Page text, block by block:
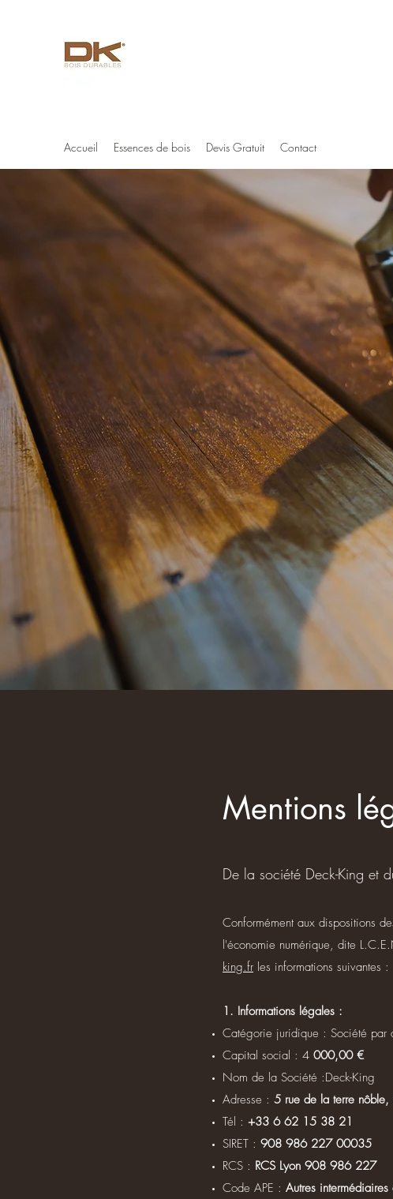
Accueil Essences de bois Devis Gratuit Contact
Mentions
De la société Deck-King et
Conformément aux dispositions
l'économie numérique, dite
king.fr les informations suivantes :
1. Informations légales :
Catégorie juridique : Société par
Capital social : 4 000,00 €
Nom de la Société :Deck-King
Adresse : 5 rue de la terre
Tél : +33 6 62 15 38 21
SIRET : 908 986 227 00035
RCS : RCS Lyon 908 986 227
Code APE : Autres